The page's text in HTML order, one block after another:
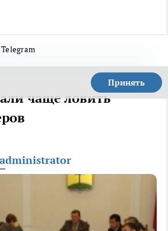
Принять
чаще ловить
administrator